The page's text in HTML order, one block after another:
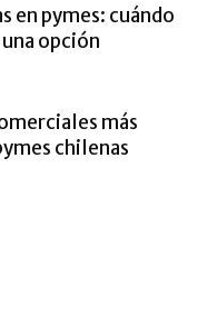
en pymes: cuándo
opción
más
chilenas